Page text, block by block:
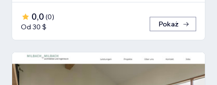
0,0 (0)
Od 30 $
Pokaż